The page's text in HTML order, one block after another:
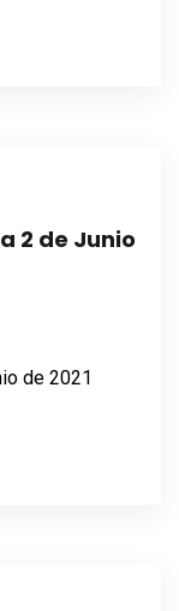
2 de Junio
de 2021